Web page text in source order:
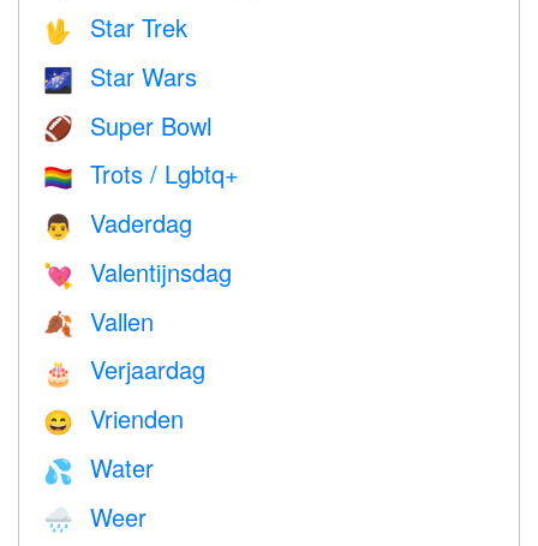
🖖 Star Trek
🌌 Star Wars
🏈 Super Bowl
🏳️‍🌈 Trots / Lgbtq+
👨 Vaderdag
💘 Valentijnsdag
🍂 Vallen
🎂 Verjaardag
😄 Vrienden
💦 Water
🌧 Weer